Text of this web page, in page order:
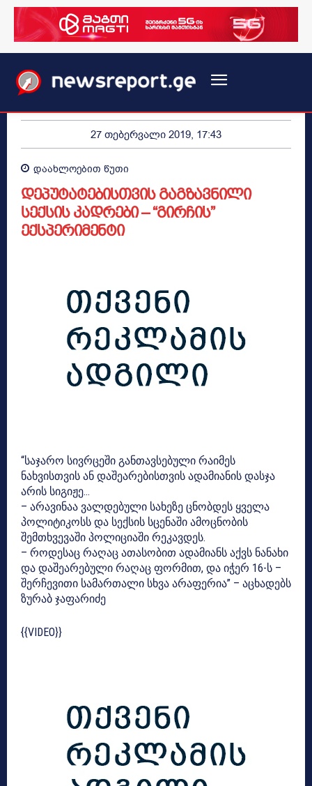
27 თებერვალი 2019, 17:43
დაახლოებით წუთი
დეპუტატებისთვის გაგზავნილი
სექსის კადრები – “გირჩის”
ექსპერიმენტი
“საჯარო სივრცეში განთავსებული რაიმეს
ნახვისთვის ან დაშეარებისთვის ადამიანის დასჯა
არის სიგიჟე…
– არავინაა ვალდებული სახეზე ცნობდეს ყველა
პოლიტიკოსს და სექსის სცენაში ამოცნობის
შემთხვევაში პოლიციაში რეკავდეს.
– როდესაც რაღაც ათასობით ადამიანს აქვს ნანახი
და დაშეარებული რაღაც ფორმით, და იჭერ 16-ს –
შერჩევითი სამართალი სხვა არაფერია” – აცხადებს
ზურაბ ჯაფარიძე
{{VIDEO}}